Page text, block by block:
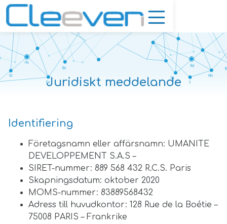
Juridiskt meddelande
Identifiering
Företagsnamn eller affärsnamn: UMANITE
DEVELOPPEMENT S.A.S –
SIRET-nummer: 889 568 432 R.C.S. Paris
Skapningsdatum: oktober 2020
MOMS-nummer: 83889568432
Adress till huvudkontor: 128 Rue de la Boétie –
75008 PARIS – Frankrike